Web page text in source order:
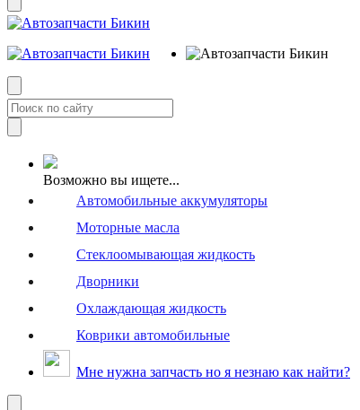
Возможно вы ищете...
Автомобильные аккумуляторы
Моторные масла
Стеклоомывающая жидкость
Дворники
Охлаждающая жидкость
Коврики автомобильные
Мне нужна запчасть но я незнаю как найти?